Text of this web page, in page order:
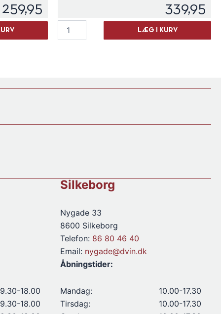
259,95 339,95
Cantina
LÆG I KURV
9.30-18.00
9.30-18.00
Silkeborg
Nygade 33
8600 Silkeborg
Telefon: 86 80 46 40
Email: nygade@dvin.dk
Åbningstider:
Mandag:
10.00-17.30
Tirsdag:
10.00-17.30